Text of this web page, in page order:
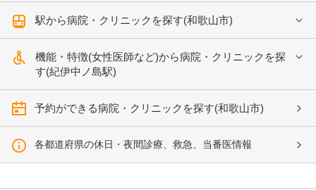
駅から病院・クリニックを探す(和歌山市)
機能・特徴(女性医師など)から病院・クリニックを探
す(紀伊中ノ島駅)
予約ができる病院・クリニックを探す(和歌山市)
各都道府県の休日・夜間診療、救急、当番医情報